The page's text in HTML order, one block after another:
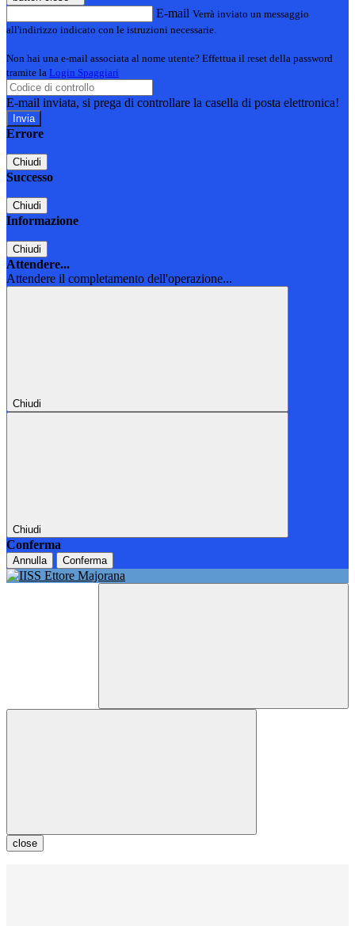
E-mail Verrà inviato un messaggio
all'indirizzo indicato con le istruzioni necessarie.
Non hai una e-mail associata al nome utente? Effettua il reset della password
tramite la Login Spaggiari
E-mail inviata, si prega di controllare la casella di posta elettronica!
Errore
Chiudi
Successo
Chiudi
Informazione
Chiudi
Attendere...
Attendere il completamento dell'operazione...
Chiudi
Chiudi
Conferma
Annulla Conferma
close